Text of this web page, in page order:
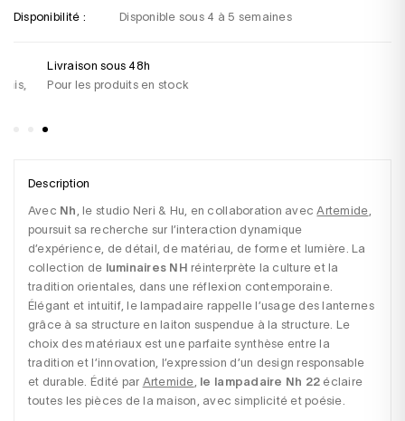
Disponibilité :
Disponible sous 4 à 5 semaines
Livraison sous 48h
Pour les produits en stock
Description
Avec Nh , le studio Neri & Hu, en collaboration avec Artemide,
poursuit sa recherche sur l’interaction dynamique
d’expérience, de détail, de matériau, de forme et lumière. La
collection de luminaires NH réinterprète la culture et la
tradition orientales, dans une réflexion contemporaine.
Élégant et intuitif, le lampadaire rappelle l’usage des lanternes
grâce à sa structure en laiton suspendue à la structure. Le
choix des matériaux est une parfaite synthèse entre la
tradition et l’innovation, l’expression d’un design responsable
et durable. Édité par Artemide, le lampadaire Nh 22 éclaire
toutes les pièces de la maison, avec simplicité et poésie.